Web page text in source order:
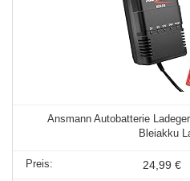
Ansmann Autobatterie
Bleiakku
24,99 €